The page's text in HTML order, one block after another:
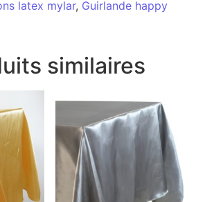
latex mylar, Guirlande happy
similaires